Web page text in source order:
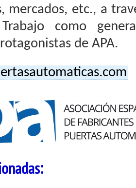
mercados, etc., a
como
de APA.